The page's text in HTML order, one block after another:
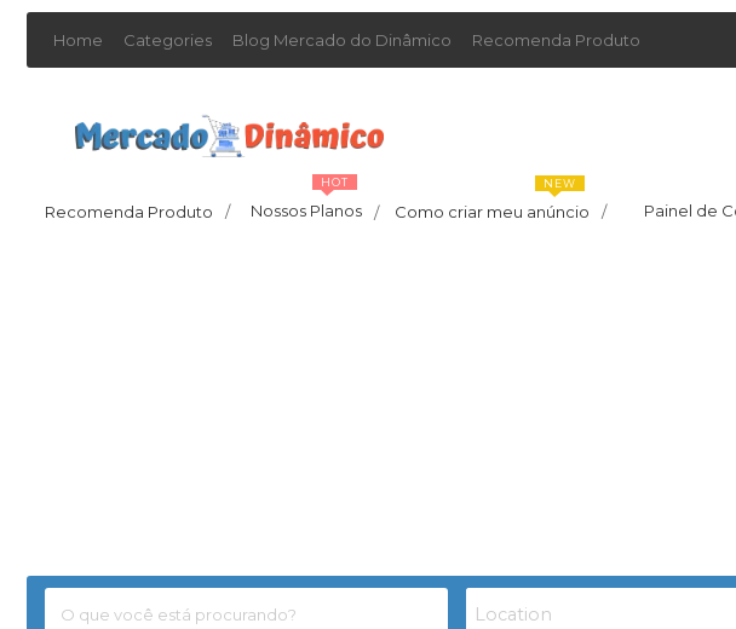
Home Categories Blog Mercado do Dinâmico Recomenda Produto
Recomenda Produto / Nossos Planos /
HOT
Como criar meu anúncio /
NEW
Painel de